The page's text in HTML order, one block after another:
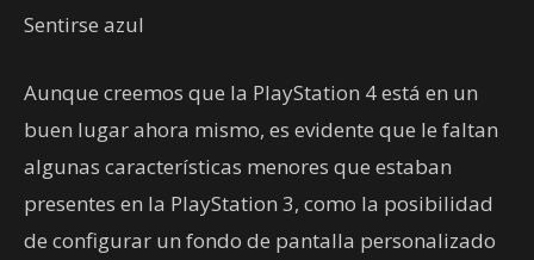
Sentirse azul
Aunque creemos que la PlayStation 4 está en un
buen lugar ahora mismo, es evidente que le faltan
algunas características menores que estaban
presentes en la PlayStation 3, como la posibilidad
de configurar un fondo de pantalla personalizado